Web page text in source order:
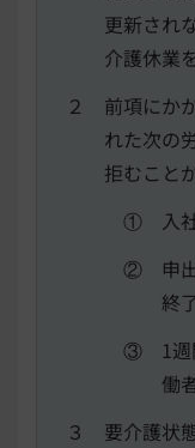
更新され
介護休業
２ 前項にか
れた次の
拒むこと
① 入社
② 申出
終
③ 1週
働
３ 要介護状